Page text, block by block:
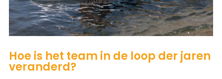
Hoe is het team in de loop der jaren
veranderd?